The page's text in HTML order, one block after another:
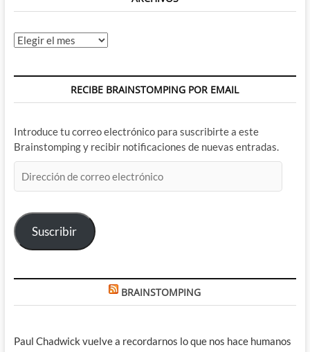
Archivos
RECIBE BRAINSTOMPING POR EMAIL
Introduce tu correo electrónico para suscribirte a este
Brainstomping y recibir notificaciones de nuevas entradas.
de
electrónico
Suscribir
BRAINSTOMPING
Paul Chadwick vuelve a recordarnos lo que nos hace humanos